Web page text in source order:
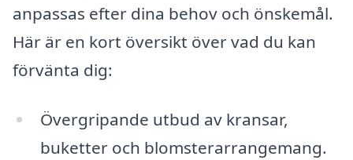
anpassas efter dina behov och önskemål.
Här är en kort översikt över vad du kan
förvänta dig:
Övergripande utbud av kransar,
buketter och blomsterarrangemang.